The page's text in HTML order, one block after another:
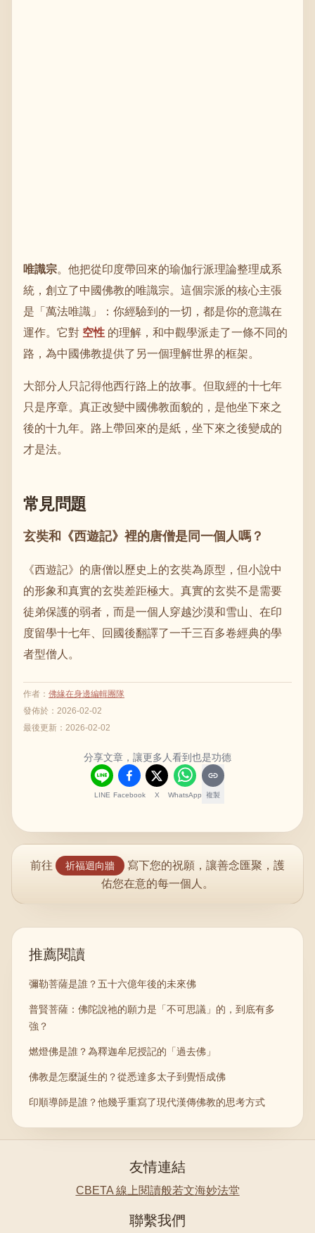
唯識宗。他把從印度帶回來的瑜伽行派理論整理成系
統，創立了中國佛教的唯識宗。這個宗派的核心主張
是「萬法唯識」：你經驗到的一切，都是你的意識在
運作。它對 空性 的理解，和中觀學派走了一條不同的
路，為中國佛教提供了另一個理解世界的框架。
大部分人只記得他西行路上的故事。但取經的十七年
只是序章。真正改變中國佛教面貌的，是他坐下來之
後的十九年。路上帶回來的是紙，坐下來之後變成的
才是法。
常見問題
玄奘和《西遊記》裡的唐僧是同一個人嗎？
《西遊記》的唐僧以歷史上的玄奘為原型，但小說中
的形象和真實的玄奘差距極大。真實的玄奘不是需要
徒弟保護的弱者，而是一個人穿越沙漠和雪山、在印
度留學十七年、回國後翻譯了一千三百多卷經典的學
者型僧人。
作者 ： 佛緣在身邊編輯團隊
發佈於： 2026-02-02
最後更新： 2026-02-02
分享文章，讓更多人看到也是功德
LINE Facebook X WhatsApp 複製
前往 祈福迴向牆
寫下您的祝願，讓善念匯聚，護
佑您在意的每一個人。
推薦閱讀
彌勒菩薩是誰？五十六億年後的未來佛
普賢菩薩：佛陀說祂的願力是「不可思議」的，到底有多
強？
燃燈佛是誰？為釋迦牟尼授記的「過去佛」
佛教是怎麼誕生的？從悉達多太子到覺悟成佛
印順導師是誰？他幾乎重寫了現代漢傳佛教的思考方式
友情連結
CBETA 線上閱讀般若文海妙法堂
聯繫我們